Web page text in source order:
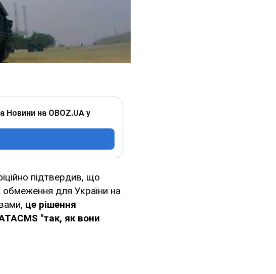
Новини на OBOZ.UA у
підтвердив, що
для України на
це рішення
"так, як вони